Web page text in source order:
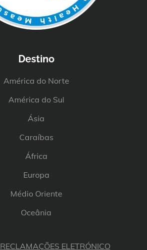
Destino
América do Norte
América do Sul
Ásia
Caraíbas
África
Europa
Médio Oriente
Oceânia
RECLAMAÇÕES ELETRÓNICO